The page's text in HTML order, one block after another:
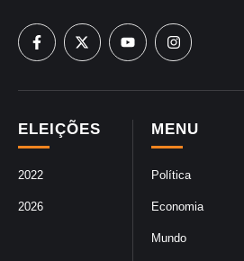
MENU
Política
Economia
Mundo
ELEIÇÕES
2022
2026